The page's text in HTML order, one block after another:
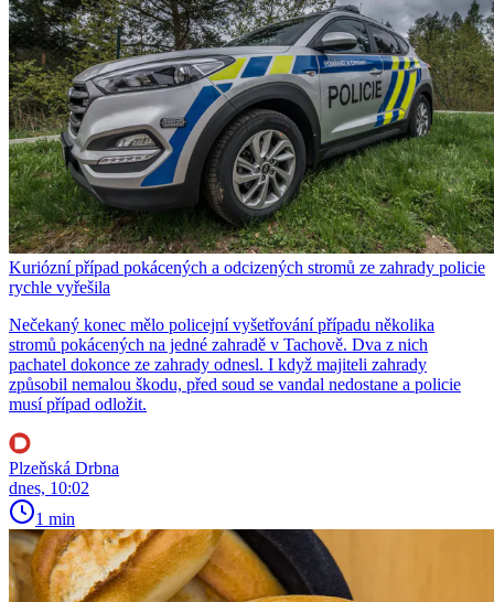
Kuriózní případ pokácených a odcizených stromů ze zahrady policie
rychle vyřešila
Nečekaný konec mělo policejní vyšetřování případu několika
stromů pokácených na jedné zahradě v Tachově. Dva z nich
pachatel dokonce ze zahrady odnesl. I když majiteli zahrady
způsobil nemalou škodu, před soud se vandal nedostane a policie
musí případ odložit.
Plzeňská Drbna
dnes, 10:02
1 min